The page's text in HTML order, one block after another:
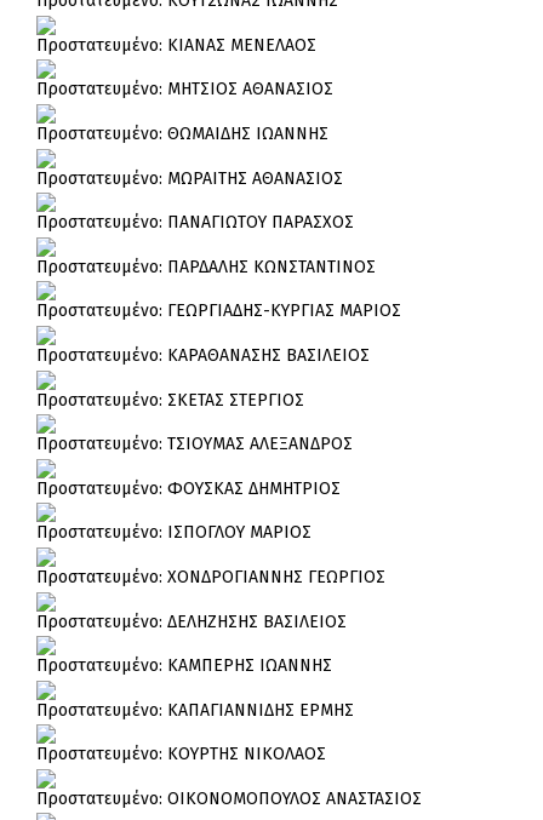
Πρoστατευμένο: ΚΙΑΝΑΣ ΜΕΝΕΛΑΟΣ
Πρoστατευμένο: ΜΗΤΣΙΟΣ ΑΘΑΝΑΣΙΟΣ
Πρoστατευμένο: ΘΩΜΑΙΔΗΣ ΙΩΑΝΝΗΣ
Πρoστατευμένο: ΜΩΡΑΙΤΗΣ ΑΘΑΝΑΣΙΟΣ
Πρoστατευμένο: ΠΑΝΑΓΙΩΤΟΥ ΠΑΡΑΣΧΟΣ
Πρoστατευμένο: ΠΑΡΔΑΛΗΣ ΚΩΝΣΤΑΝΤΙΝΟΣ
Πρoστατευμένο: ΓΕΩΡΓΙΑΔΗΣ-ΚΥΡΓΙΑΣ ΜΑΡΙΟΣ
Πρoστατευμένο: ΚΑΡΑΘΑΝΑΣΗΣ ΒΑΣΙΛΕΙΟΣ
Πρoστατευμένο: ΣΚΕΤΑΣ ΣΤΕΡΓΙΟΣ
Πρoστατευμένο: ΤΣΙΟΥΜΑΣ ΑΛΕΞΑΝΔΡΟΣ
Πρoστατευμένο: ΦΟΥΣΚΑΣ ΔΗΜΗΤΡΙΟΣ
Πρoστατευμένο: ΙΣΠΟΓΛΟΥ ΜΑΡΙΟΣ
Πρoστατευμένο: ΧΟΝΔΡΟΓΙΑΝΝΗΣ ΓΕΩΡΓΙΟΣ
Πρoστατευμένο: ΔΕΛΗΖΗΣΗΣ ΒΑΣΙΛΕΙΟΣ
Πρoστατευμένο: ΚΑΜΠΕΡΗΣ ΙΩΑΝΝΗΣ
Πρoστατευμένο: ΚΑΠΑΓΙΑΝΝΙΔΗΣ ΕΡΜΗΣ
Πρoστατευμένο: ΚΟΥΡΤΗΣ ΝΙΚΟΛΑΟΣ
Πρoστατευμένο: ΟΙΚΟΝΟΜΟΠΟΥΛΟΣ ΑΝΑΣΤΑΣΙΟΣ